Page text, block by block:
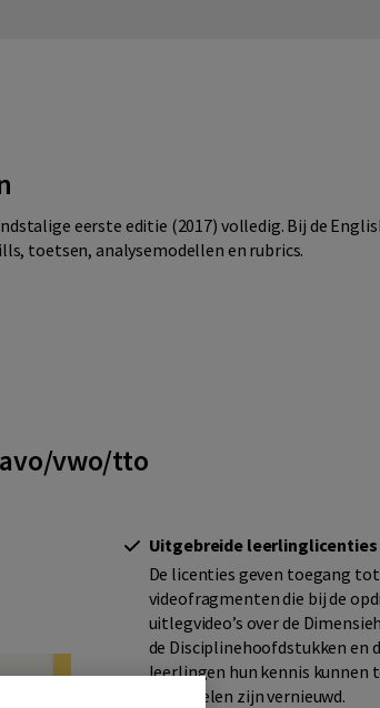
eerste editie (2017) volledig. Bij de
toetsen, analysemodellen en rubrics.
vwo/tto
Uitgebreide leerlinglicenties
De licenties geven toegang tot
videofragmenten die bij de
uitlegvideo’s over de
de Disciplinehoofdstukken en
leerlingen hun kennis kunnen
onderdelen zijn vernieuwd.